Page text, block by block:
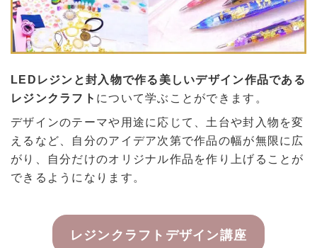
LEDレジンと封入物で作る美しいデザイン作品である
レジンクラフト について学ぶことができます。
デザインのテーマや用途に応じて、土台や封入物を変
えるなど、自分のアイデア次第で作品の幅が無限に広
がり、自分だけのオリジナル作品を作り上げることが
できるようになります。
レジンクラフトデザイン講座